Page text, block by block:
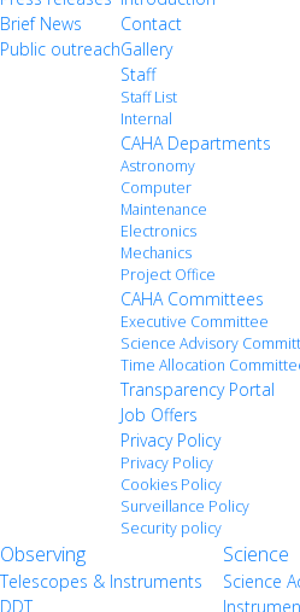
Brief News
Public outreach
Contact
Gallery
Staff
Staff List
Internal
CAHA Departments
Astronomy
Computer
Maintenance
Electronics
Mechanics
Project Office
CAHA Committees
Executive Committee
Science Advisory
Time Allocation
Transparency Portal
Job Offers
Privacy Policy
Privacy Policy
Cookies Policy
Surveillance Policy
Security policy
Observing
Telescopes & Instruments
DDT
Science
Science